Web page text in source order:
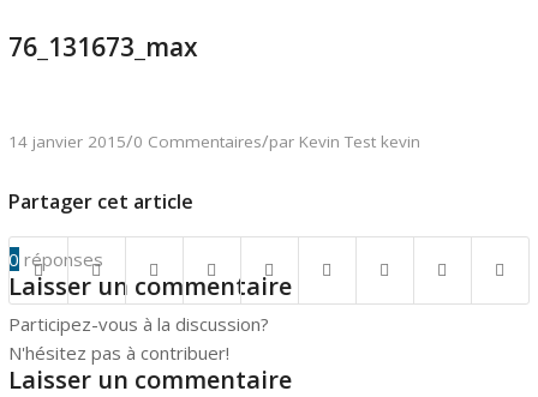
76_131673_max
14 janvier 2015/0 Commentaires/par Kevin Test kevin
Partager cet article
0 réponses
Laisser un commentaire
Participez-vous à la discussion?
N'hésitez pas à contribuer!
Laisser un commentaire